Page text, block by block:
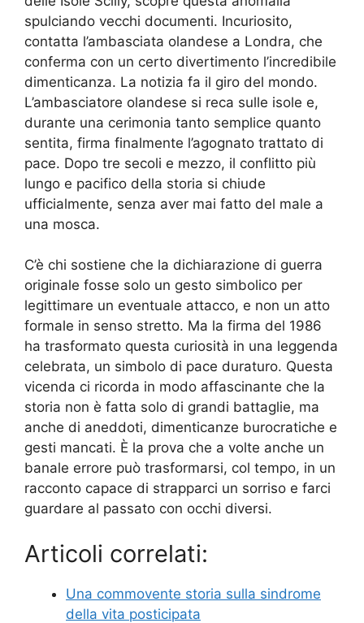
spulciando vecchi documenti. Incuriosito,
contatta l’ambasciata olandese a Londra, che
conferma con un certo divertimento l’incredibile
dimenticanza. La notizia fa il giro del mondo.
L’ambasciatore olandese si reca sulle isole e,
durante una cerimonia tanto semplice quanto
sentita, firma finalmente l’agognato trattato di
pace. Dopo tre secoli e mezzo, il conflitto più
lungo e pacifico della storia si chiude
ufficialmente, senza aver mai fatto del male a
una mosca.
C’è chi sostiene che la dichiarazione di guerra
originale fosse solo un gesto simbolico per
legittimare un eventuale attacco, e non un atto
formale in senso stretto. Ma la firma del 1986
ha trasformato questa curiosità in una leggenda
celebrata, un simbolo di pace duraturo. Questa
vicenda ci ricorda in modo affascinante che la
storia non è fatta solo di grandi battaglie, ma
anche di aneddoti, dimenticanze burocratiche e
gesti mancati. È la prova che a volte anche un
banale errore può trasformarsi, col tempo, in un
racconto capace di strapparci un sorriso e farci
guardare al passato con occhi diversi.
Articoli correlati:
Una commovente storia sulla sindrome
della vita posticipata